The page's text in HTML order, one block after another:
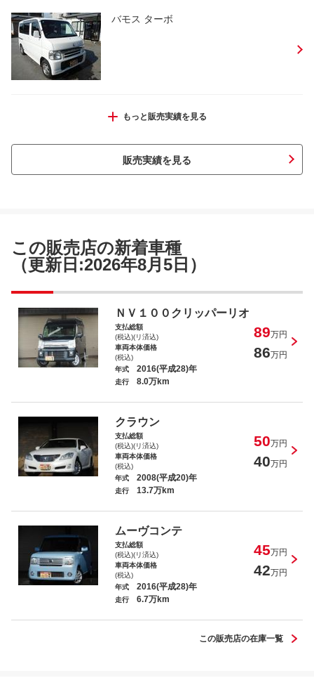
バモス ターボ
エブリイワゴン ＰＺターボスペシャル
ＮＶ１００クリッパーリオ Ｅ
シング
クラウンハイブリッド アスリートＳ
もっと販売実績を見る
販売実績を見る
この販売店の新着車種
（更新日:2026年8月5日）
ＮＶ１００クリッパーリオ
支払総額
(税込)(リ済込)
89万円
車両本体価格
(税込)
86万円
年式 2016(平成28)年
走行 8.0万km
クラウン
支払総額
(税込)(リ済込)
50万円
車両本体価格
(税込)
40万円
年式 2008(平成20)年
走行 13.7万km
ムーヴコンテ
支払総額
(税込)(リ済込)
45万円
車両本体価格
(税込)
42万円
年式 2016(平成28)年
走行 6.7万km
この販売店の在庫一覧